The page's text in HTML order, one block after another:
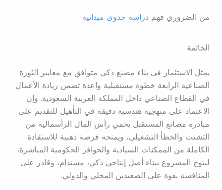
من الضروري فهم دراسة جدوى ميدانية
الخاتمة
يمثل الاستثمار في بناء مصنع ذكي متوافق مع معايير الثورة
الصناعية الرابعة خطوة مستقبلية واعدة تضمن ريادة الأعمال
في القطاع الصناعي داخل المملكة العربية السعودية. وإن
الاعتماد على منهجية هندسية دقيقة في التأهيل للتقديم على
مبادرة مصانع المستقبل يحمي رأس المال الرأسمالية من
التشتت والخطأ التشغيلي، ويمنحه فرصة ذهبية للاستفادة
الكاملة من الممكنات السيادية والحوافز الحكومية المباشرة،
ليتوج المشروع ببناء أصل إنتاجي ذكي، مستدام، وقادر على
المنافسة بقوة على الصعيدين المحلي والدولي.